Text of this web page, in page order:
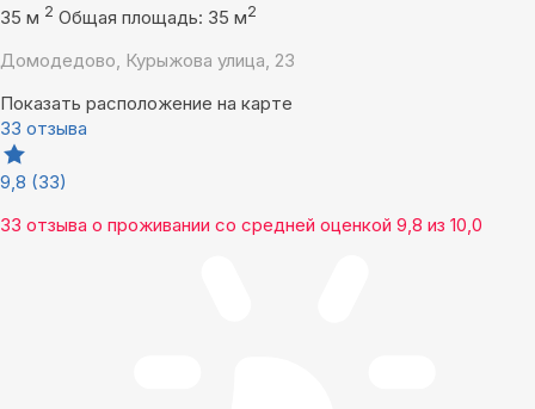
35 м 2 Общая площадь: 35 м2
Домодедово, Курыжова улица, 23
Показать расположение на карте
33 отзыва
9,8 (33)
33 отзыва о проживании со средней оценкой 9,8 из 10,0